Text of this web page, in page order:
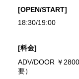
[OPEN/START]
18:30/19:00
[料金]
ADV/DOOR ￥
要）